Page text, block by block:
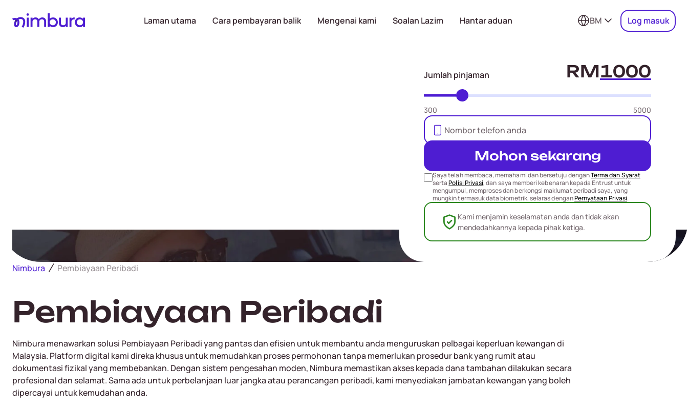
Laman utama Cara pembayaran balik Mengenai kami Soalan Lazim Hantar aduan BM Log masuk
Jumlah pinjaman RM
300 5000
Mohon sekarang
Saya telah membaca, memahami dan bersetuju denganTerma dan Syarat
sertaPolisi Privasi, dan saya memberi kebenaran kepada Entrust untuk
mengumpul, memproses dan berkongsi maklumat peribadi saya, yang
mungkin termasuk data biometrik, selaras denganPernyataan Privasi.
Kami menjamin keselamatan anda dan tidak akan
mendedahkannya kepada pihak ketiga.
Nimbura Pembiayaan Peribadi
Pembiayaan Peribadi
Nimbura menawarkan solusi Pembiayaan Peribadi yang pantas dan efisien untuk membantu anda menguruskan pelbagai keperluan kewangan di
Malaysia. Platform digital kami direka khusus untuk memudahkan proses permohonan tanpa memerlukan prosedur bank yang rumit atau
dokumentasi fizikal yang membebankan. Dengan sistem pengesahan moden, Nimbura memastikan akses kepada dana tambahan dilakukan secara
profesional dan selamat. Sama ada untuk perbelanjaan luar jangka atau perancangan peribadi, kami menyediakan jambatan kewangan yang boleh
dipercayai untuk kemudahan anda.